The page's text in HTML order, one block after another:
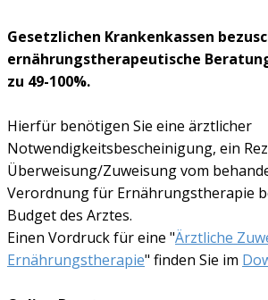
Gesetzlichen Krankenkassen
ernährungstherapeutische
zu 49-100%.
Hierfür benötigen Sie eine ärztlicher
Notwendigkeitsbescheinigung, ein
Überweisung/Zuweisung vom
Verordnung für Ernährungstherapie
Budget des Arztes.
Einen Vordruck für eine "Ärztliche
Ernährungstherapie" finden Sie im